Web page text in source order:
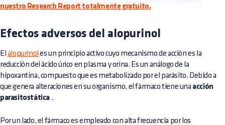
nuestro Research Report totalmente gratuito.
Efectos adversos del alopurinol
El alopurinol es un principio activo cuyo mecanismo de acción es la
reducción del ácido úrico en plasma y orina. Es un análogo de la
hipoxantina, compuesto que es metabolizado por el parásito. Debido a
que genera alteraciones en su organismo, el fármaco tiene una acción
parasitostática .
Por un lado, el fármaco es empleado con alta frecuencia por los